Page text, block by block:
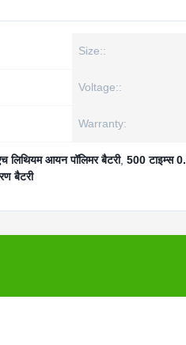
Size::
Voltage::
Warranty:
लिथियम आयन पॉलिमर बैटरी, 500 टाइम्स
बैटरी